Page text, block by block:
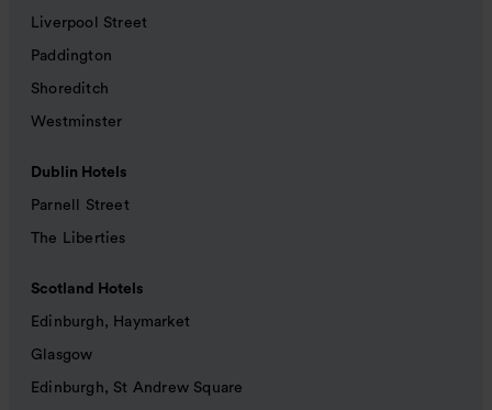
Liverpool Street
Paddington
Shoreditch
Westminster
Dublin Hotels
Parnell Street
The Liberties
Scotland Hotels
Edinburgh, Haymarket
Glasgow
Edinburgh, St Andrew Square